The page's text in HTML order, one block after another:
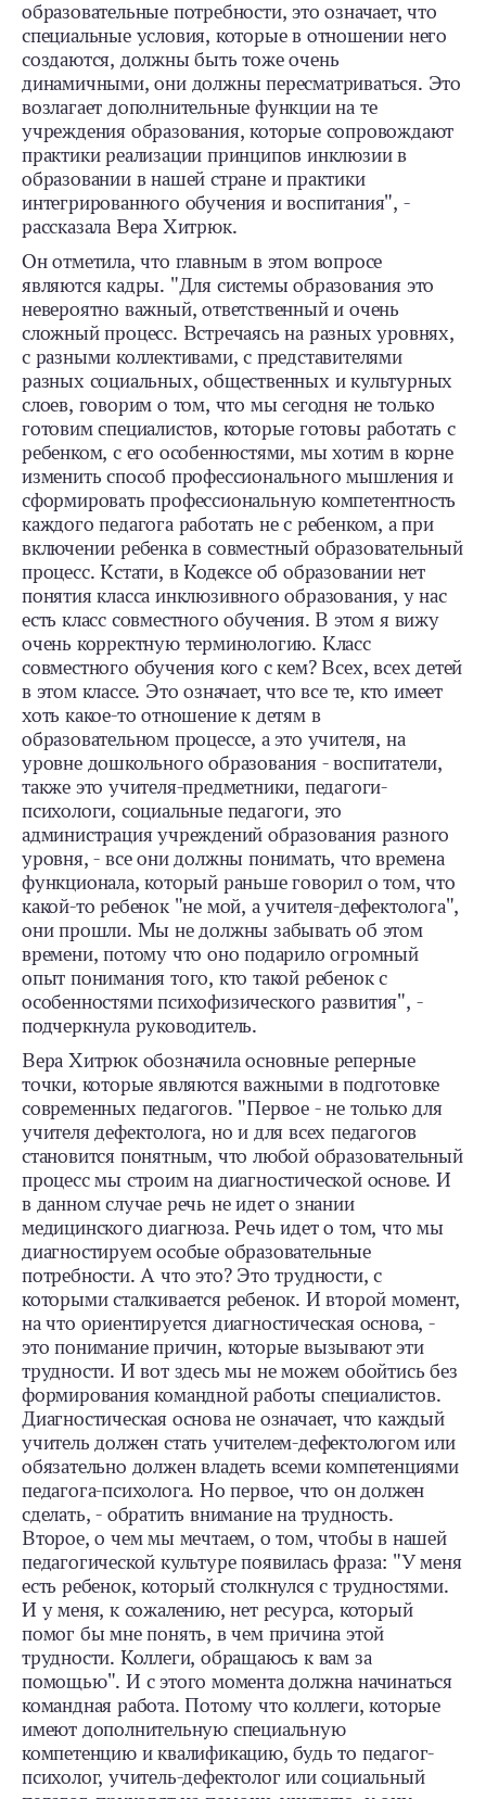
образовательные потребности, это означает, что
специальные условия, которые в отношении него
создаются, должны быть тоже очень
динамичными, они должны пересматриваться. Это
возлагает дополнительные функции на те
учреждения образования, которые сопровождают
практики реализации принципов инклюзии в
образовании в нашей стране и практики
интегрированного обучения и воспитания", -
рассказала Вера Хитрюк.
Он отметила, что главным в этом вопросе
являются кадры. "Для системы образования это
невероятно важный, ответственный и очень
сложный процесс. Встречаясь на разных уровнях,
с разными коллективами, с представителями
разных социальных, общественных и культурных
слоев, говорим о том, что мы сегодня не только
готовим специалистов, которые готовы работать с
ребенком, с его особенностями, мы хотим в корне
изменить способ профессионального мышления и
сформировать профессиональную компетентность
каждого педагога работать не с ребенком, а при
включении ребенка в совместный образовательный
процесс. Кстати, в Кодексе об образовании нет
понятия класса инклюзивного образования, у нас
есть класс совместного обучения. В этом я вижу
очень корректную терминологию. Класс
совместного обучения кого с кем? Всех, всех детей
в этом классе. Это означает, что все те, кто имеет
хоть какое-то отношение к детям в
образовательном процессе, а это учителя, на
уровне дошкольного образования - воспитатели,
также это учителя-предметники, педагоги-
психологи, социальные педагоги, это
администрация учреждений образования разного
уровня, - все они должны понимать, что времена
функционала, который раньше говорил о том, что
какой-то ребенок "не мой, а учителя-дефектолога",
они прошли. Мы не должны забывать об этом
времени, потому что оно подарило огромный
опыт понимания того, кто такой ребенок с
особенностями психофизического развития", -
подчеркнула руководитель.
Вера Хитрюк обозначила основные реперные
точки, которые являются важными в подготовке
современных педагогов. "Первое - не только для
учителя дефектолога, но и для всех педагогов
становится понятным, что любой образовательный
процесс мы строим на диагностической основе. И
в данном случае речь не идет о знании
медицинского диагноза. Речь идет о том, что мы
диагностируем особые образовательные
потребности. А что это? Это трудности, с
которыми сталкивается ребенок. И второй момент,
на что ориентируется диагностическая основа, -
это понимание причин, которые вызывают эти
трудности. И вот здесь мы не можем обойтись без
формирования командной работы специалистов.
Диагностическая основа не означает, что каждый
учитель должен стать учителем-дефектологом или
обязательно должен владеть всеми компетенциями
педагога-психолога. Но первое, что он должен
сделать, - обратить внимание на трудность.
Второе, о чем мы мечтаем, о том, чтобы в нашей
педагогической культуре появилась фраза: "У меня
есть ребенок, который столкнулся с трудностями.
И у меня, к сожалению, нет ресурса, который
помог бы мне понять, в чем причина этой
трудности. Коллеги, обращаюсь к вам за
помощью". И с этого момента должна начинаться
командная работа. Потому что коллеги, которые
имеют дополнительную специальную
компетенцию и квалификацию, будь то педагог-
психолог, учитель-дефектолог или социальный